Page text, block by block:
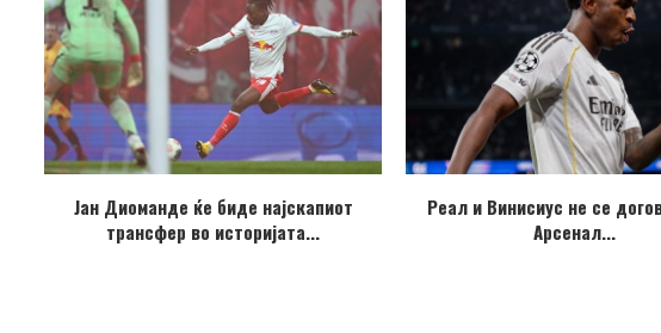
Јан Диоманде ќе биде најскапиот
трансфер во историјата...
Реал и Винисиус не се
Арсенал...